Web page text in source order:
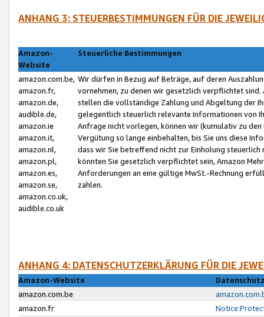
ANHANG 3: STEUERBESTIMMUNGEN FÜR DIE
Amazon-
Website
Steuerliche Bestimmungen
amazon.com.be,
amazon.fr,
amazon.de,
audible.de,
amazon.ie
amazon.it,
amazon.nl,
amazon.pl,
amazon.es,
amazon.se,
amazon.co.uk,
audible.co.uk
Wir dürfen in Bezug auf Beträge, auf deren
vornehmen, zu denen wir gesetzlich verpflichtet
stellen die vollständige Zahlung und Abgeltung der
gelegentlich steuerlich relevante Informationen von
Anfrage nicht vorlegen, können wir (kumulativ zu
Vergütung so lange einbehalten, bis Sie uns diese
dass wir Sie betreffend nicht zur Einholung
könnten Sie gesetzlich verpflichtet sein, Amazon
Anforderungen an eine gültige MwSt.-Rechnung
zahlen.
ANHANG 4: DATENSCHUTZERKLÄRUNG FÜR DIE
Amazon-Website
amazon.com.be
amazon.fr